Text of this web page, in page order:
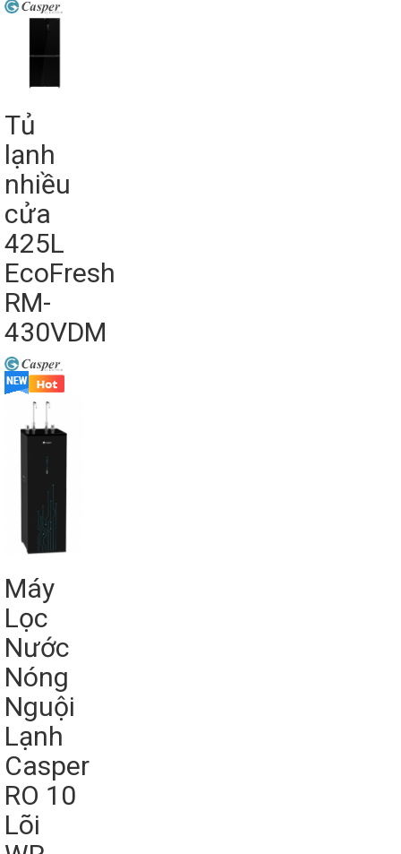
Tủ
lạnh
nhiều
cửa
425L
EcoFresh
RM-
430VDM
Máy
Lọc
Nước
Nóng
Nguội
Lạnh
Casper
RO 10
Lõi